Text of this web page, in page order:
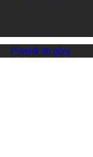
Powrót do góry